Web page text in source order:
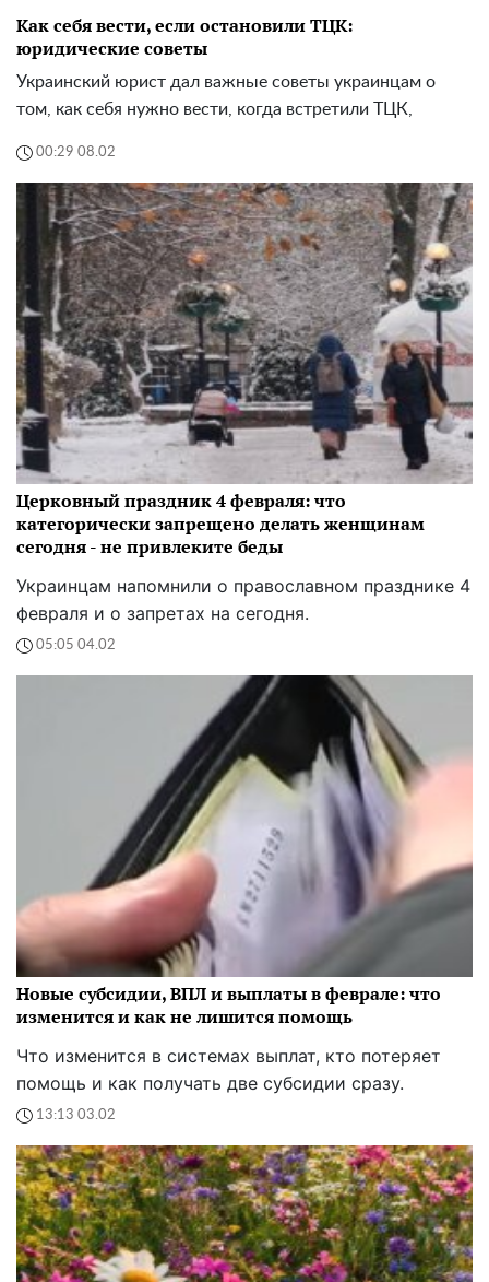
Как себя вести, если остановили ТЦК:
юридические советы
Украинский юрист дал важные советы украинцам о
том, как себя нужно вести, когда встретили ТЦК,
00:29 08.02
Церковный праздник 4 февраля: что
категорически запрещено делать женщинам
сегодня - не привлеките беды
Украинцам напомнили о православном празднике 4
февраля и о запретах на сегодня.
05:05 04.02
Новые субсидии, ВПЛ и выплаты в феврале: что
изменится и как не лишится помощь
Что изменится в системах выплат, кто потеряет
помощь и как получать две субсидии сразу.
13:13 03.02